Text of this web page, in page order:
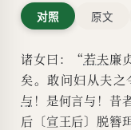
姜后本无罪
之故也〕于
改为掖庭巷
汉成帝〔名
婕妤〔女官
对照 原文
诸女曰：“若夫廉
矣。敢问妇从夫
与 ！是何言与！昔
后〔宣王后〕脱簪